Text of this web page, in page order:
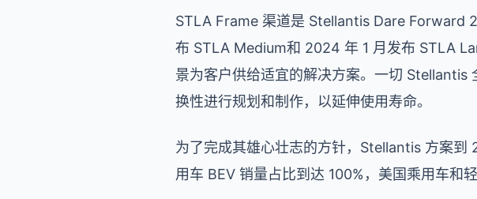
STLA Frame 渠道是 Stellantis Dare Forward
布 STLA Medium和 2024 年 1 月发布 STLA
景为客户供给适宜的解决方案。一切 Stellantis
换性进行规划和制作，以延伸使用寿命。
为了完成其雄心壮志的方针，Stellantis 方案
用车 BEV 销量占比到达 100%，美国乘用车和